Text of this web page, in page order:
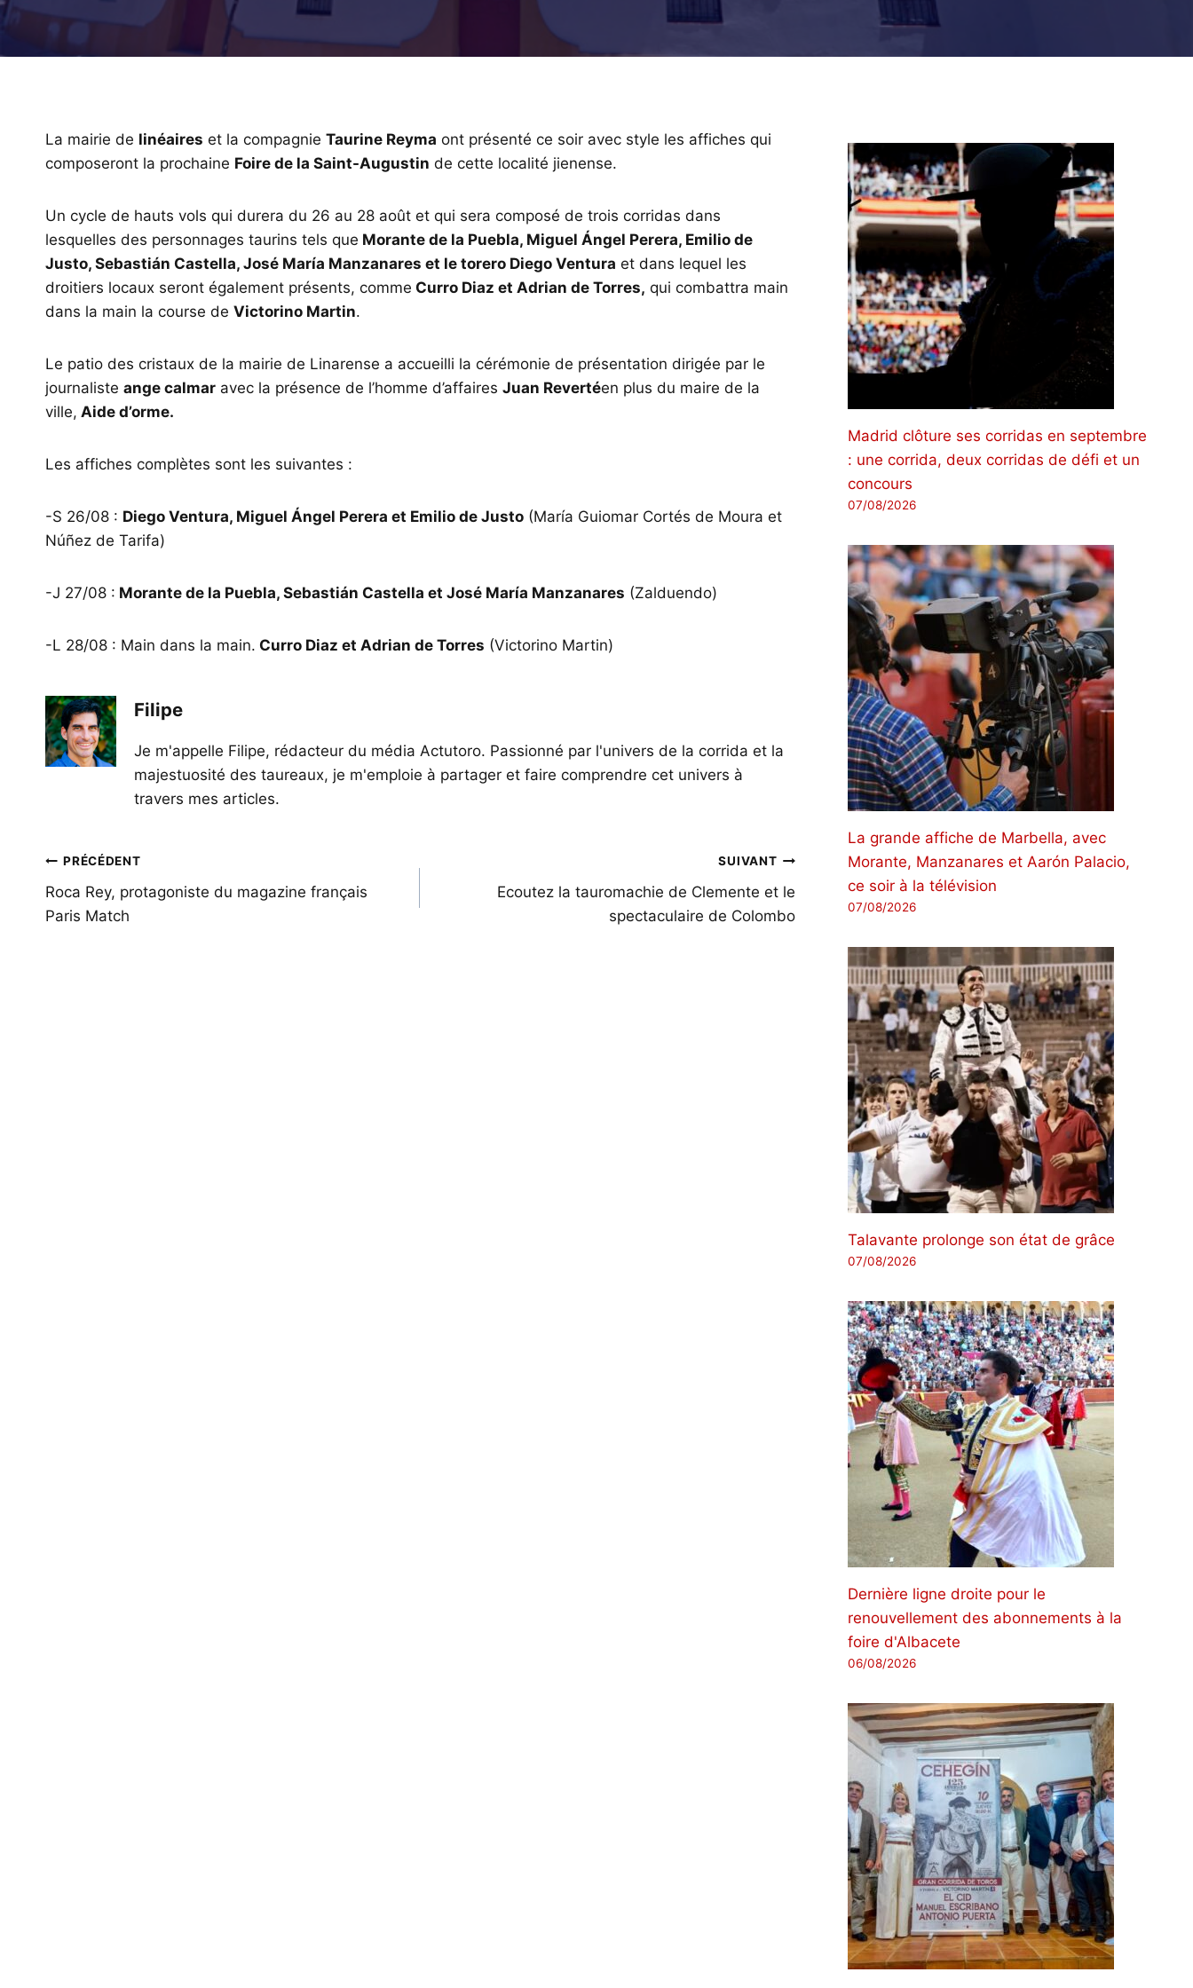
La mairie de linéaires et la compagnie Taurine Reyma ont présenté ce soir avec style les affiches qui
composeront la prochaine Foire de la Saint-Augustin de cette localité jienense.
Un cycle de hauts vols qui durera du 26 au 28 août et qui sera composé de trois corridas dans
lesquelles des personnages taurins tels que Morante de la Puebla, Miguel Ángel Perera, Emilio de
Justo, Sebastián Castella, José María Manzanares et le torero Diego Ventura et dans lequel les
droitiers locaux seront également présents, comme Curro Diaz et Adrian de Torres, qui combattra main
dans la main la course de Victorino Martin.
Le patio des cristaux de la mairie de Linarense a accueilli la cérémonie de présentation dirigée par le
journaliste ange calmar avec la présence de l’homme d’affaires Juan Revertéen plus du maire de la
ville, Aide d’orme.
Les affiches complètes sont les suivantes :
-S 26/08 : Diego Ventura, Miguel Ángel Perera et Emilio de Justo (María Guiomar Cortés de Moura et
Núñez de Tarifa)
-J 27/08 : Morante de la Puebla, Sebastián Castella et José María Manzanares (Zalduendo)
-L 28/08 : Main dans la main. Curro Diaz et Adrian de Torres (Victorino Martin)
Filipe
Je m'appelle Filipe, rédacteur du média Actutoro. Passionné par l'univers de la corrida et la
majestuosité des taureaux, je m'emploie à partager et faire comprendre cet univers à
travers mes articles.
Navigation
de
l’article
PRÉCÉDENT
Roca Rey, protagoniste du magazine français
Paris Match
SUIVANT
Ecoutez la tauromachie de Clemente et le
spectaculaire de Colombo
Madrid clôture ses corridas en septembre
: une corrida, deux corridas de défi et un
concours
07/08/2026
La grande affiche de Marbella, avec
Morante, Manzanares et Aarón Palacio,
ce soir à la télévision
07/08/2026
Talavante prolonge son état de grâce
07/08/2026
Dernière ligne droite pour le
renouvellement des abonnements à la
foire d'Albacete
06/08/2026